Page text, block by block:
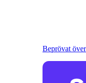
Beprövat